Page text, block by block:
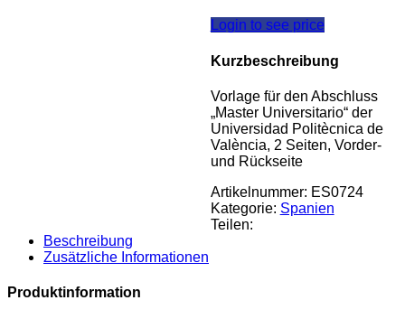
Login to see price
Kurzbeschreibung
Vorlage für den Abschluss
„Master Universitario“ der
Universidad Politècnica de
València, 2 Seiten, Vorder-
und Rückseite
Artikelnummer: ES0724
Kategorie: Spanien
Teilen:
Beschreibung
Zusätzliche Informationen
Produktinformation